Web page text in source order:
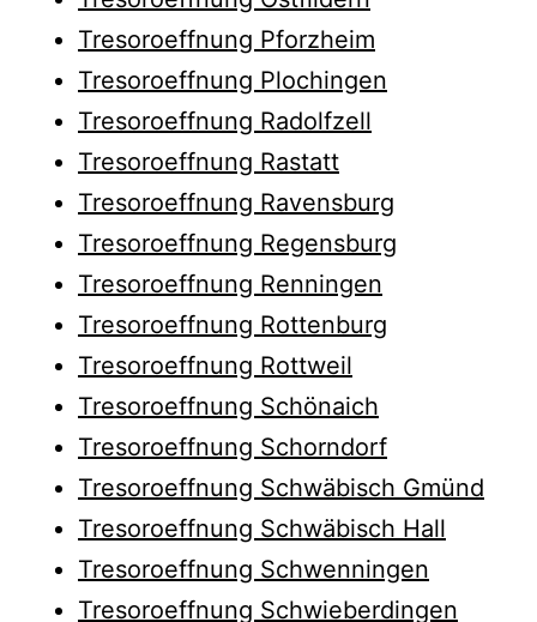
Tresoroeffnung Pforzheim
Tresoroeffnung Plochingen
Tresoroeffnung Radolfzell
Tresoroeffnung Rastatt
Tresoroeffnung Ravensburg
Tresoroeffnung Regensburg
Tresoroeffnung Renningen
Tresoroeffnung Rottenburg
Tresoroeffnung Rottweil
Tresoroeffnung Schönaich
Tresoroeffnung Schorndorf
Tresoroeffnung Schwäbisch Gmünd
Tresoroeffnung Schwäbisch Hall
Tresoroeffnung Schwenningen
Tresoroeffnung Schwieberdingen